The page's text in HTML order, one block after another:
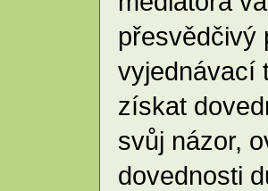
přesvědčivý
vyjednávací
získat
svůj názor,
dovednosti